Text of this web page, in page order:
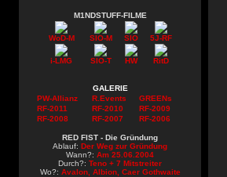
M1NDSTUFF-FILME
WoD-M SIO-M SIO 5J-RF
i-LMG SIO-T HW RitD
GALERIE
PW-Allianz
R.Events
GREENs
RF-2011
RF-2010
RF-2009
RF-2008
RF-2007 RF-2006
RED FIST - Die Gründung
Ablauf: Der Weg zur Gründung
Wann?: Am 25.06.2004
Durch?: Teno + 7 Mitstreiter
Wo?: Avalon, Albion, Caer Gothwaite